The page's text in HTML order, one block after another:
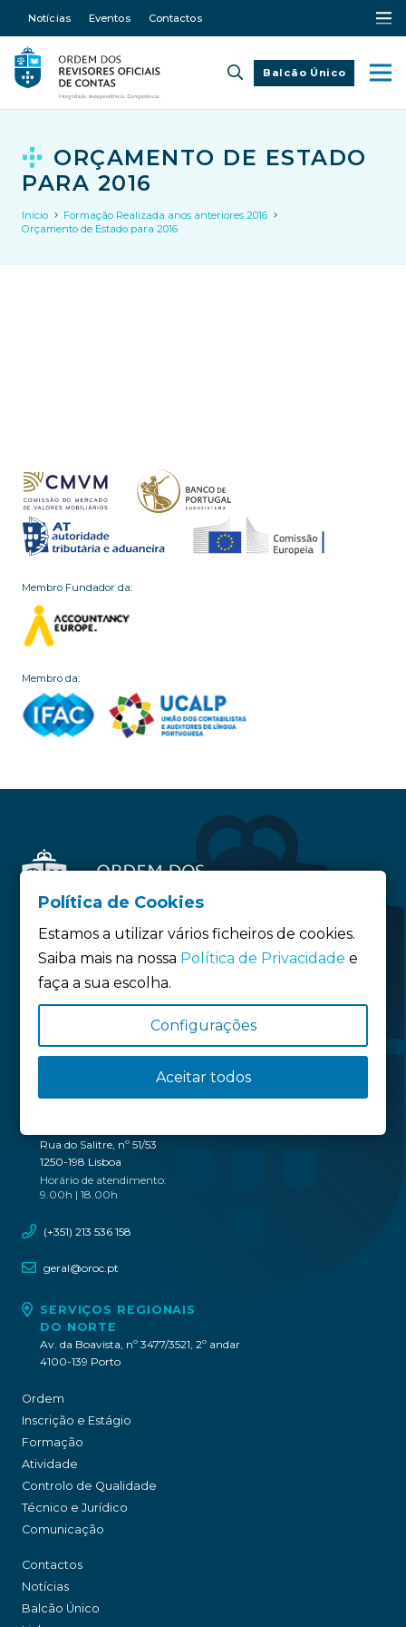
Notícias Eventos Contactos
Balcão Único
ORÇAMENTO DE ESTADO
PARA 2016
Início
Formação Realizada anos anteriores 2016
Orçamento de Estado para 2016
Membro Fundador da:
Membro da:
Siga-nos:
Política de privacidade
Rua do Salitre, nº 51/53
1250-198 Lisboa
Horário de atendimento:
9.00h | 18.00h
(+351) 213 536 158
geral@oroc.pt
SERVIÇOS REGIONAIS
DO NORTE
Av. da Boavista, nº 3477/3521, 2º andar
4100-139 Porto
Ordem
Inscrição e Estágio
Formação
Atividade
Controlo de Qualidade
Técnico e Jurídico
Comunicação
Contactos
Notícias
Balcão Único
Política de Cookies
Estamos a utilizar vários ficheiros de cookies.
Saiba mais na nossa Política de Privacidade e
faça a sua escolha.
Configurações
Aceitar todos